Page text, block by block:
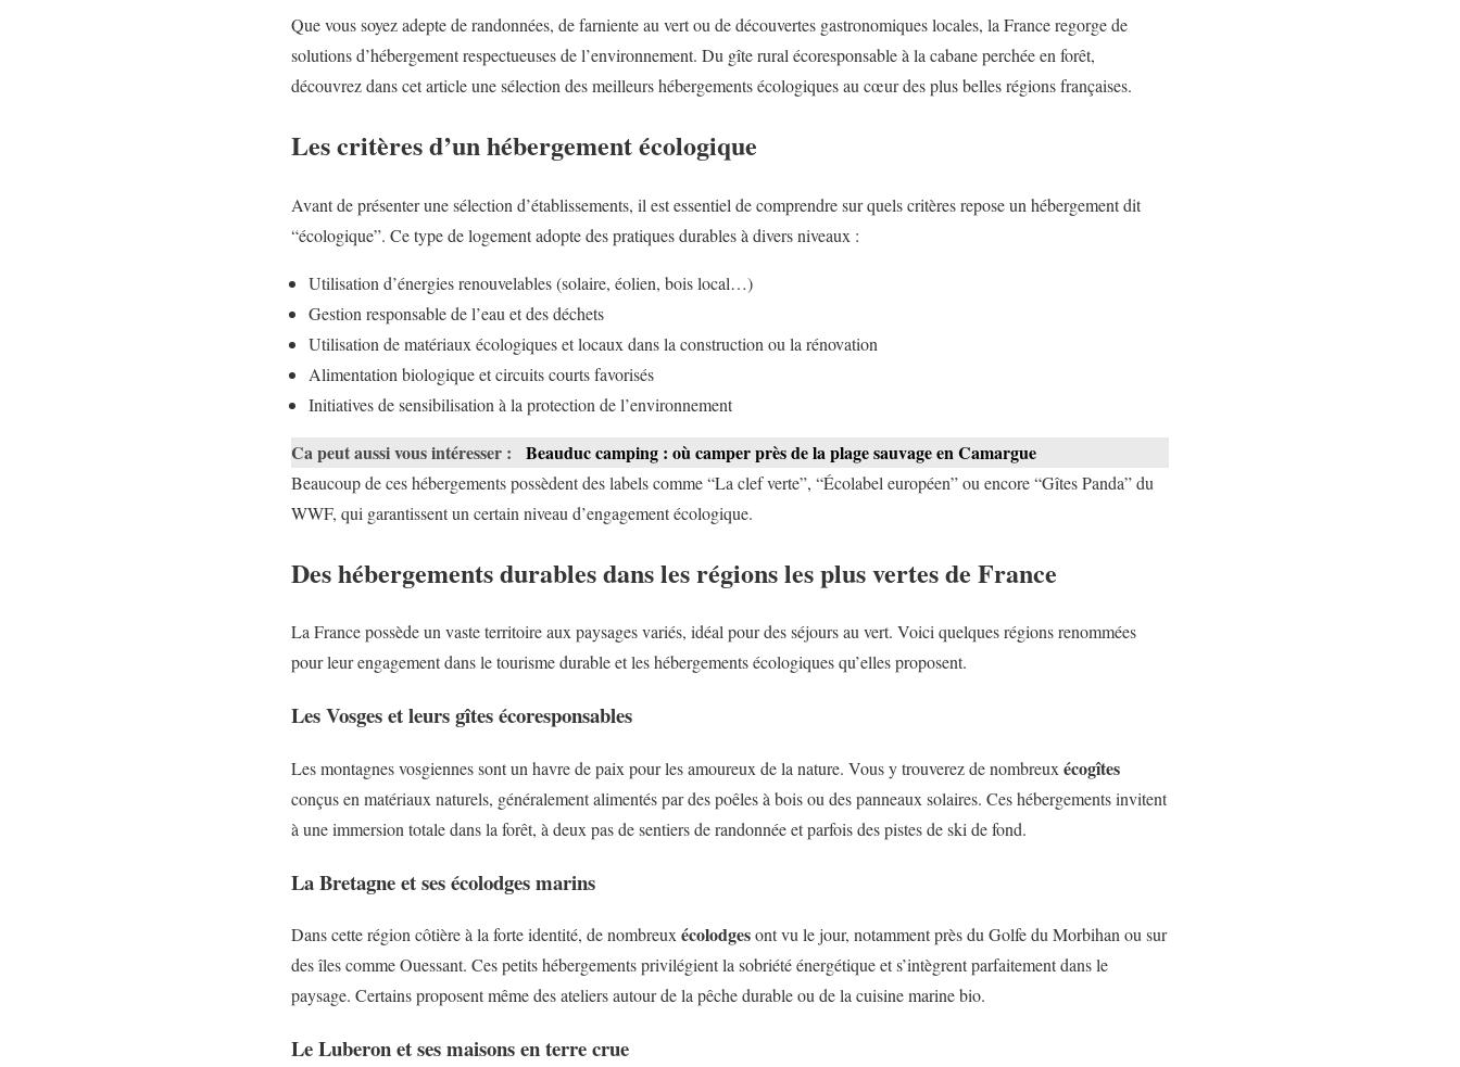
Que vous soyez adepte de randonnées, de farniente au vert ou de découvertes gastronomiques locales, la France regorge de
solutions d’hébergement respectueuses de l’environnement. Du gîte rural écoresponsable à la cabane perchée en forêt,
découvrez dans cet article une sélection des meilleurs hébergements écologiques au cœur des plus belles régions françaises.
Les critères d’un hébergement écologique
Avant de présenter une sélection d’établissements, il est essentiel de comprendre sur quels critères repose un hébergement dit
“écologique”. Ce type de logement adopte des pratiques durables à divers niveaux :
Utilisation d’énergies renouvelables (solaire, éolien, bois local…)
Gestion responsable de l’eau et des déchets
Utilisation de matériaux écologiques et locaux dans la construction ou la rénovation
Alimentation biologique et circuits courts favorisés
Initiatives de sensibilisation à la protection de l’environnement
Ca peut aussi vous intéresser : Beauduc camping : où camper près de la plage sauvage en Camargue
Beaucoup de ces hébergements possèdent des labels comme “La clef verte”, “Écolabel européen” ou encore “Gîtes Panda” du
WWF, qui garantissent un certain niveau d’engagement écologique.
Des hébergements durables dans les régions les plus vertes de France
La France possède un vaste territoire aux paysages variés, idéal pour des séjours au vert. Voici quelques régions renommées
pour leur engagement dans le tourisme durable et les hébergements écologiques qu’elles proposent.
Les Vosges et leurs gîtes écoresponsables
Les montagnes vosgiennes sont un havre de paix pour les amoureux de la nature. Vous y trouverez de nombreux écogîtes
conçus en matériaux naturels, généralement alimentés par des poêles à bois ou des panneaux solaires. Ces hébergements invitent
à une immersion totale dans la forêt, à deux pas de sentiers de randonnée et parfois des pistes de ski de fond.
La Bretagne et ses écolodges marins
Dans cette région côtière à la forte identité, de nombreuxécolodgesont vu le jour, notamment près du Golfe du Morbihan ou sur
des îles comme Ouessant. Ces petits hébergements privilégient la sobriété énergétique et s’intègrent parfaitement dans le
paysage. Certains proposent même des ateliers autour de la pêche durable ou de la cuisine marine bio.
Le Luberon et ses maisons en terre crue